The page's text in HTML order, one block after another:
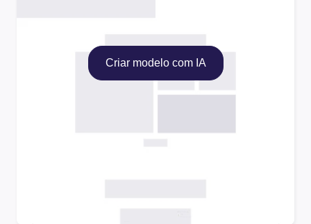
Criar modelo com IA